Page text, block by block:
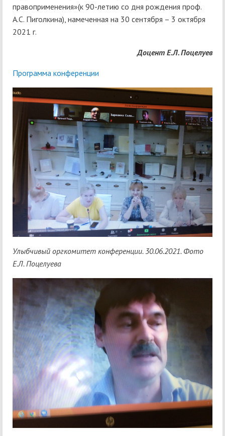
правоприменения»(к 90-летию со дня рождения проф.
А.С. Пиголкина), намеченная на 30 сентября – 3 октября
2021 г.
Доцент Е.Л. Поцелуев
Программа конференции
Улыбчивый оргкомитет конференции. 30.06.2021. Фото
Е.Л. Поцелуева